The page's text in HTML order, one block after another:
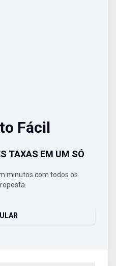
Fácil
TAXAS EM UM SÓ
minutos com todos os